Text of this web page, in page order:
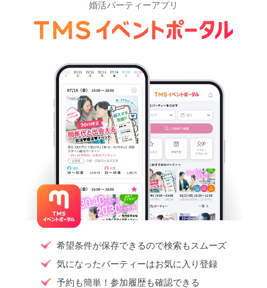
婚活パーティーアプリ
希望条件が保存できるので検索もスムーズ
気になったパーティーはお気に入り登録
予約も簡単！参加履歴も確認できる